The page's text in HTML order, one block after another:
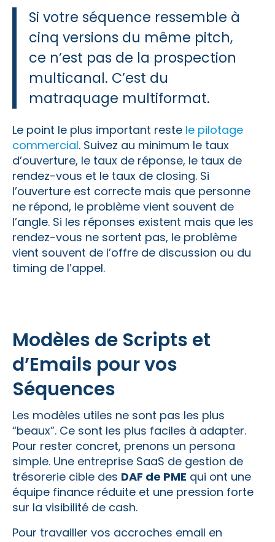
Si votre séquence ressemble à
cinq versions du même pitch,
ce n’est pas de la prospection
multicanal. C’est du
matraquage multiformat.
Le point le plus important reste le pilotage
commercial. Suivez au minimum le taux
d’ouverture, le taux de réponse, le taux de
rendez-vous et le taux de closing. Si
l’ouverture est correcte mais que personne
ne répond, le problème vient souvent de
l’angle. Si les réponses existent mais que les
rendez-vous ne sortent pas, le problème
vient souvent de l’offre de discussion ou du
timing de l’appel.
Modèles de Scripts et
d’Emails pour vos
Séquences
Les modèles utiles ne sont pas les plus
“beaux”. Ce sont les plus faciles à adapter.
Pour rester concret, prenons un persona
simple. Une entreprise SaaS de gestion de
trésorerie cible des DAF de PME qui ont une
équipe finance réduite et une pression forte
sur la visibilité de cash.
Pour travailler vos accroches email en